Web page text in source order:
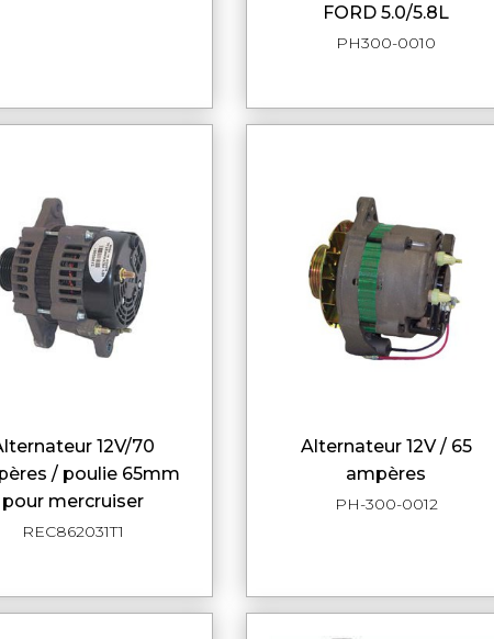
FORD 5.0/5.8L
PH300-0010
APERÇU RAPIDE
70
/ poulie 65mm
pour mercruiser
REC862031T1
APERÇU RAPIDE
alternateur 12V / 65
ampères
PH-300-0012